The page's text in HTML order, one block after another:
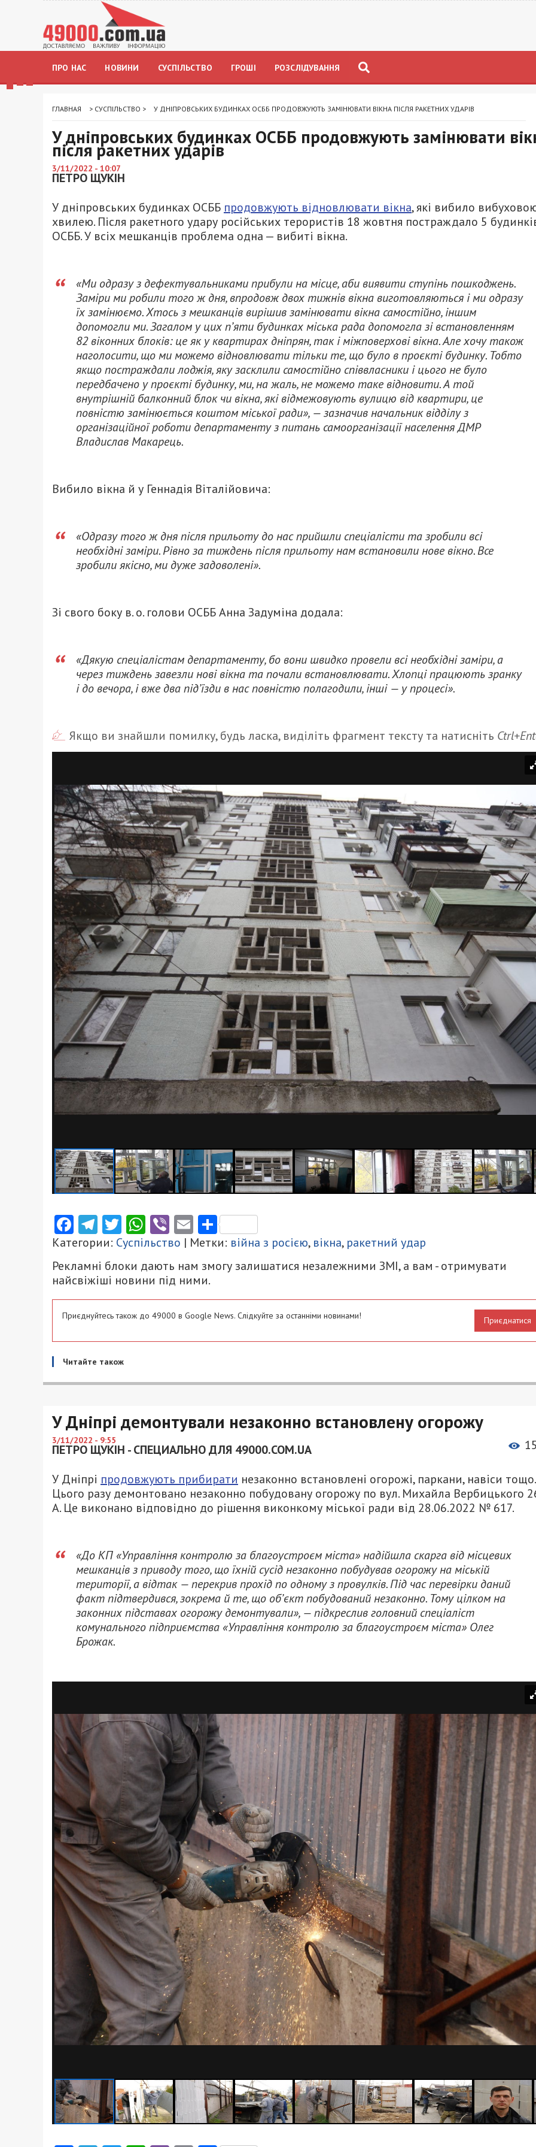
ПРО НАС НОВИНИ СУСПІЛЬСТВО ГРОШІ РОЗСЛІДУВАННЯ
ГЛАВНАЯ > СУСПІЛЬСТВО > У ДНІПРОВСЬКИХ БУДИНКАХ ОСББ ПРОДОВЖУЮТЬ ЗАМІНЮВАТИ ВІКНА ПІСЛЯ РАКЕТНИХ УДАРІВ
У дніпровських будинках ОСББ продовжують замінювати
після ракетних ударів
3/11/2022 - 10:07
ПЕТРО ЩУКІН
У дніпровських будинках ОСББ продовжують відновлювати вікна, які вибило
хвилею. Після ракетного удару російських терористів 18 жовтня постраждало 5
ОСББ. У всіх мешканців проблема одна — вибиті вікна.
«Ми одразу з дефектувальниками прибули на місце, аби виявити ступінь пошкоджень.
Заміри ми робили того ж дня, впродовж двох тижнів вікна виготовляються і ми одразу
їх замінюємо. Хтось з мешканців вирішив замінювати вікна самостійно, іншим
допомогли ми. Загалом у цих п’яти будинках міська рада допомогла зі встановленням
82 віконних блоків: це як у квартирах дніпрян, так і міжповерхові вікна. Але хочу також
наголосити, що ми можемо відновлювати тільки те, що було в проєкті будинку. Тобто
якщо постраждали лоджія, яку засклили самостійно співвласники і цього не було
передбачено у проєкті будинку, ми, на жаль, не можемо таке відновити. А той
внутрішній балконний блок чи вікна, які відмежовують вулицю від квартири, це
повністю замінюється коштом міської ради», — зазначив начальник відділу з
організаційної роботи департаменту з питань самоорганізації населення ДМР
Владислав Макарець.
Вибило вікна й у Геннадія Віталійовича:
«Одразу того ж дня після прильоту до нас прийшли спеціалісти та зробили всі
необхідні заміри. Рівно за тиждень після прильоту нам встановили нове вікно. Все
зробили якісно, ми дуже задоволені».
Зі свого боку в. о. голови ОСББ Анна Задуміна додала:
«Дякую спеціалістам департаменту, бо вони швидко провели всі необхідні заміри, а
через тиждень завезли нові вікна та почали встановлювати. Хлопці працюють зранку
і до вечора, і вже два під’їзди в нас повністю полагодили, інші — у процесі».
Якщо ви знайшли помилку, будь ласка, виділіть фрагмент тексту та натисніть
Facebook
Telegram
Twitter
WhatsApp
ViberEmailПоділитися
Категории: Суспільство | Метки: війна з росією, вікна, ракетний удар
Рекламні блоки дають нам змогу залишатися незалежними ЗМІ, а вам - отримувати
найсвіжіші новини під ними.
Приєднуйтесь також до 49000 в Google News. Слідкуйте за останніми новинами! Приєднатися
Читайте також
У Дніпрі демонтували незаконно встановлену огорожу
3/11/2022 - 9:55
ПЕТРО ЩУКІН - СПЕЦИАЛЬНО ДЛЯ 49000.COM.UA
У Дніпрі продовжують прибирати незаконно встановлені огорожі, паркани, навіси тощо.
Цього разу демонтовано незаконно побудовану огорожу по вул. Михайла Вербицького
А. Це виконано відповідно до рішення виконкому міської ради від 28.06.2022 № 617.
«До КП «Управління контролю за благоустроєм міста» надійшла скарга від місцевих
мешканців з приводу того, що їхній сусід незаконно побудував огорожу на міській
території, а відтак — перекрив прохід по одному з провулків. Під час перевірки даний
факт підтвердився, зокрема й те, що об’єкт побудований незаконно. Тому цілком на
законних підставах огорожу демонтували», — підкреслив головний спеціаліст
комунального підприємства «Управління контролю за благоустроєм міста» Олег
Брожак.